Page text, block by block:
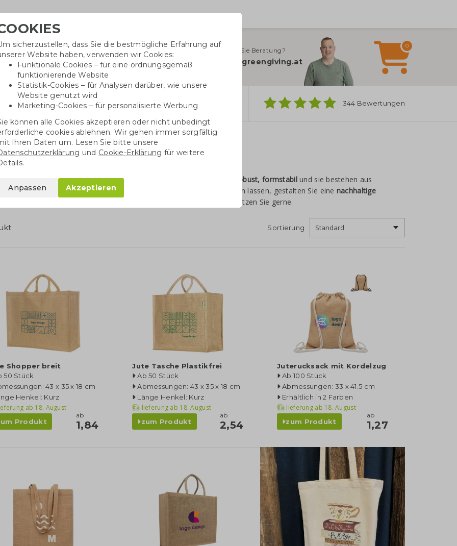
Benötigen Sie Beratung?
info@greengiving.at
0
Baumwolltaschen Trinkwaren Kugelschreiber 344 Bewertungen
Jutebeutel
bedrucken
Jutebeutel bedrucken? Jutetaschen robust, formstabilund sie bestehen aus
Pflanzenfasern
. Wenn SieJutebeutel mit Logo oder Motiv bedrucken lassen, gestalten Sie eine nachhaltige
, die auffällt und mehrfach genutzt wird. Haben Sie Fragen? Wir unterstützen Sie gerne.
Sortierung
Shopper breit
50 Stück
43 x 35 x 18 cm
Henkel: Kurz
ab 18. August
Produkt
ab
1,84
Jute Tasche Plastikfrei
Ab 50 Stück
Abmessungen: 43 x 35 x 18 cm
Länge Henkel: Kurz
lieferung ab 18. August
zum Produkt
ab
2,54
Juterucksack mit Kordelzug
Ab 100 Stück
Abmessungen: 33 x 41.5 cm
Erhältlich in 2 Farben
lieferung ab 18. August
zum Produkt
ab
1,27
die leichtere und
flexiblere wahl für
einkaufsbeutel.
sicherzustellen, dass Sie die bestmögliche Erfahrung auf
Website haben, verwenden wir Cookies:
Funktionale Cookies – für eine ordnungsgemäß
funktionierende Website
Statistik-Cookies – für Analysen darüber, wie unsere
Website genutzt wird
Marketing-Cookies – für personalisierte Werbung
können alle Cookies akzeptieren oder nicht unbedingt
cookies ablehnen. Wir gehen immer sorgfältig
Ihren Daten um. Lesen Sie bitte unsere
und Cookie-Erklärung für weitere
Anpassen Akzeptieren